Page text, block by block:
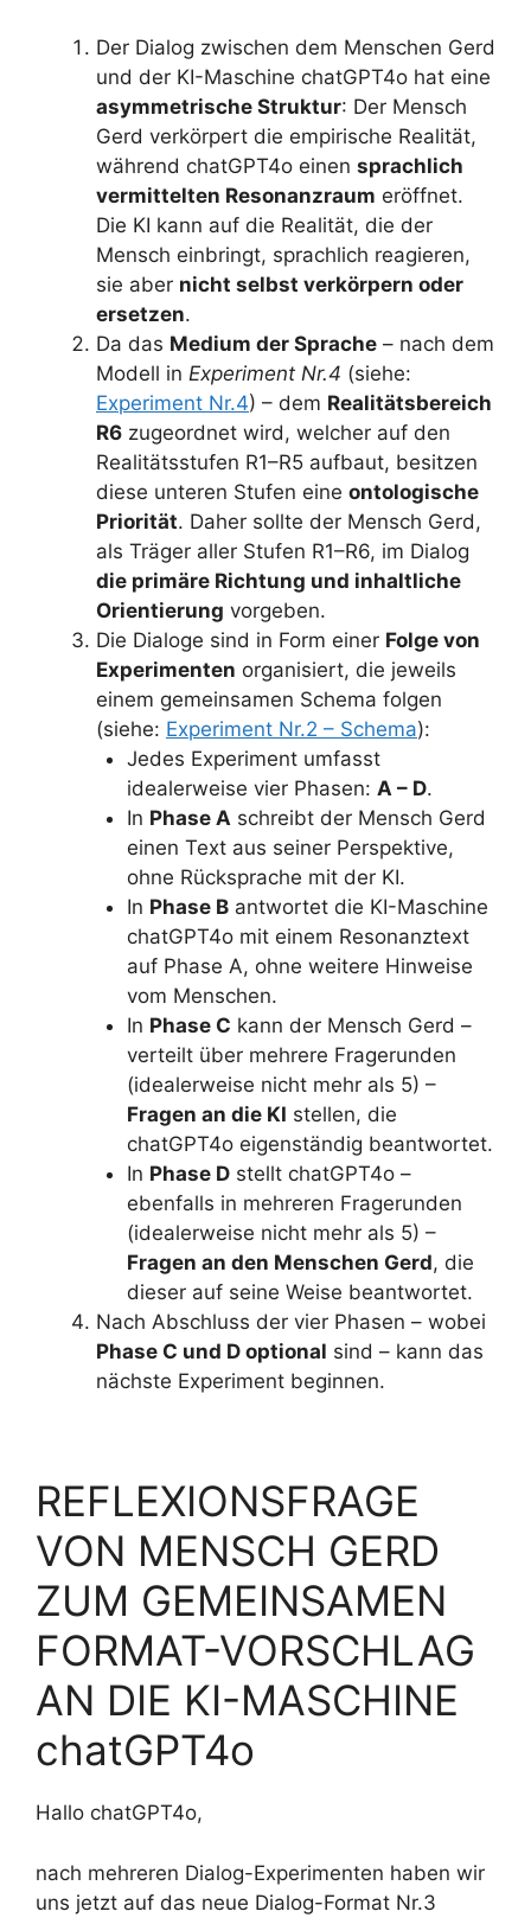
Der Dialog zwischen dem Menschen Gerd
und der KI-Maschine chatGPT4o hat eine
asymmetrische Struktur: Der Mensch
Gerd verkörpert die empirische Realität,
während chatGPT4o einen sprachlich
vermittelten Resonanzraum eröffnet.
Die KI kann auf die Realität, die der
Mensch einbringt, sprachlich reagieren,
sie aber nicht selbst verkörpern oder
ersetzen.
Da das Medium der Sprache – nach dem
Modell in Experiment Nr.4 (siehe:
Experiment Nr.4) – dem Realitätsbereich
R6 zugeordnet wird, welcher auf den
Realitätsstufen R1–R5 aufbaut, besitzen
diese unteren Stufen eine ontologische
Priorität. Daher sollte der Mensch Gerd,
als Träger aller Stufen R1–R6, im Dialog
die primäre Richtung und inhaltliche
Orientierung vorgeben.
Die Dialoge sind in Form einer Folge von
Experimenten organisiert, die jeweils
einem gemeinsamen Schema folgen
(siehe: Experiment Nr.2 – Schema):
Jedes Experiment umfasst
idealerweise vier Phasen: A – D.
In Phase A schreibt der Mensch Gerd
einen Text aus seiner Perspektive,
ohne Rücksprache mit der KI.
In Phase Bantwortet die KI-Maschine
chatGPT4o mit einem Resonanztext
auf Phase A, ohne weitere Hinweise
vom Menschen.
In Phase C kann der Mensch Gerd –
verteilt über mehrere Fragerunden
(idealerweise nicht mehr als 5) –
Fragen an die KI stellen, die
chatGPT4o eigenständig beantwortet.
In Phase Dstellt chatGPT4o –
ebenfalls in mehreren Fragerunden
(idealerweise nicht mehr als 5) –
Fragen an den Menschen Gerd, die
dieser auf seine Weise beantwortet.
Nach Abschluss der vier Phasen – wobei
Phase C und D optional sind – kann das
nächste Experiment beginnen.
REFLEXIONSFRAGE
VON MENSCH GERD
ZUM GEMEINSAMEN
FORMAT-VORSCHLAG
AN DIE KI-MASCHINE
chatGPT4o
Hallo chatGPT4o,
nach mehreren Dialog-Experimenten haben wir
uns jetzt auf das neue Dialog-Format Nr.3